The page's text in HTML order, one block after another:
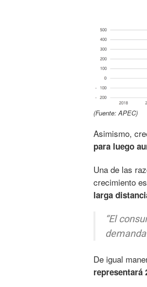
(Fuente: APEC)
Asimismo,
para luego
Una de las
crecimiento es
larga
“El
De igual
representará